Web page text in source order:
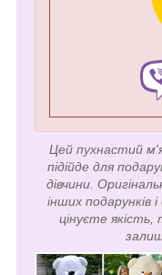
Цей пухнастий
підійде для
дівчини.
інших
цінуєте